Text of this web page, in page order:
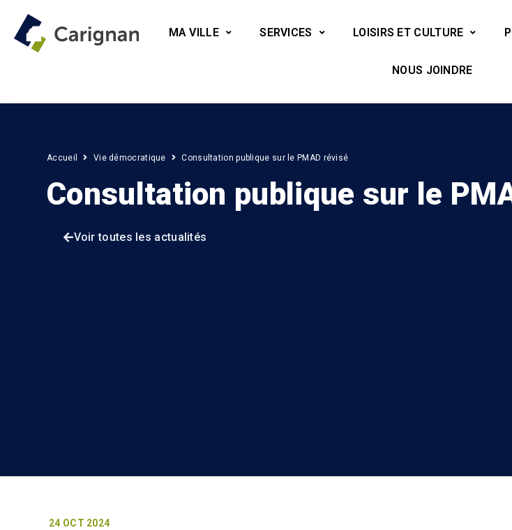
MA VILLE SERVICES LOISIRS ET CULTURE
NOUS JOINDRE
Accueil Vie démocratique Consultation publique sur le PMAD révisé
Consultation publique sur le
Voir toutes les actualités
24 OCT 2024